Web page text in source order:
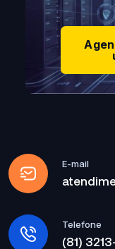
E-mail
Telefone
(81)